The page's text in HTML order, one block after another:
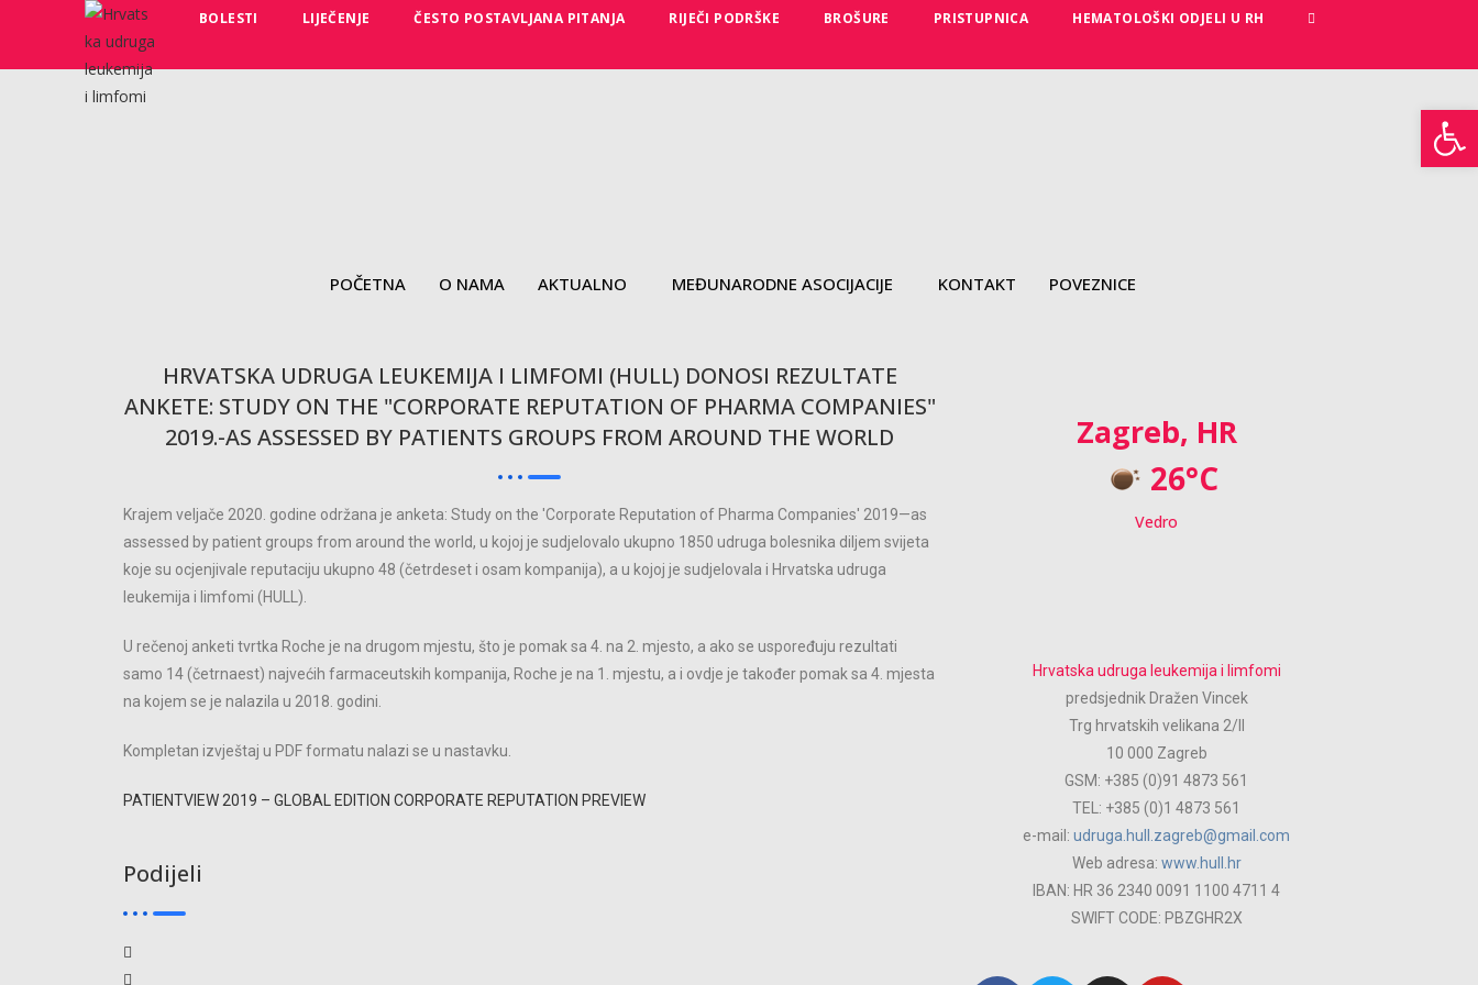
BOLESTI LIJEČENJE ČESTO POSTAVLJANA PITANJA RIJEČI PODRŠKE BROŠURE PRISTUPNICA HEMATOLOŠKI ODJELI U RH
POČETNA O NAMA AKTUALNO MEĐUNARODNE ASOCIJACIJE KONTAKT POVEZNICE
HRVATSKA UDRUGA LEUKEMIJA I LIMFOMI (HULL) DONOSI REZULTATE
ANKETE: STUDY ON THE "CORPORATE REPUTATION OF PHARMA COMPANIES"
2019.-AS ASSESSED BY PATIENTS GROUPS FROM AROUND THE WORLD
Krajem veljače 2020. godine održana je anketa: Study on the 'Corporate Reputation of Pharma Companies' 2019—as
assessed by patient groups from around the world, u kojoj je sudjelovalo ukupno 1850 udruga bolesnika diljem svijeta
koje su ocjenjivale reputaciju ukupno 48 (četrdeset i osam kompanija), a u kojoj je sudjelovala i Hrvatska udruga
leukemija i limfomi (HULL).
U rečenoj anketi tvrtka Roche je na drugom mjestu, što je pomak sa 4. na 2. mjesto, a ako se uspoređuju rezultati
samo 14 (četrnaest) najvećih farmaceutskih kompanija, Roche je na 1. mjestu, a i ovdje je također pomak sa 4. mjesta
na kojem se je nalazila u 2018. godini.
Kompletan izvještaj u PDF formatu nalazi se u nastavku.
PATIENTVIEW 2019 – GLOBAL EDITION CORPORATE REPUTATION PREVIEW
Podijeli
Zagreb, HR
26°C
Vedro
Hrvatska udruga leukemija i limfomi
predsjednik Dražen Vincek
Trg hrvatskih velikana 2/ll
10 000 Zagreb
GSM: +385 (0)91 4873 561
TEL: +385 (0)1 4873 561
e-mail:udruga.hull.zagreb@gmail.com
Web adresa: www.hull.hr
IBAN: HR 36 2340 0091 1100 4711 4
SWIFT CODE: PBZGHR2X
Open toolbar